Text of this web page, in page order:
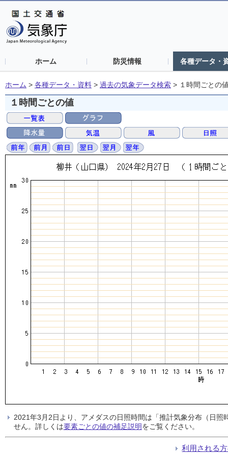
ホーム 防災情報 各種データ・
ホーム > 各種データ・資料 > 過去の気象データ検索 > １時間ごとの
１時間ごとの値
2021年3月2日より、アメダスの日照時間は「推計気象分布（日
せん。詳しくは要素ごとの値の補足説明をご覧ください。
利用される